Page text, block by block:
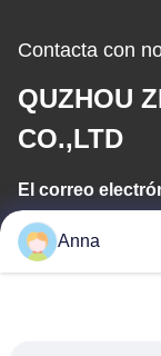
Contacta con
QUZHOU
CO.,LTD
El correo
Anna